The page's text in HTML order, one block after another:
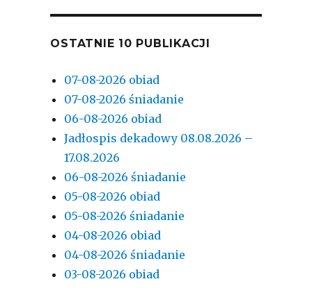
OSTATNIE 10 PUBLIKACJI
07-08-2026 obiad
07-08-2026 śniadanie
06-08-2026 obiad
Jadłospis dekadowy 08.08.2026 –
17.08.2026
06-08-2026 śniadanie
05-08-2026 obiad
05-08-2026 śniadanie
04-08-2026 obiad
04-08-2026 śniadanie
03-08-2026 obiad